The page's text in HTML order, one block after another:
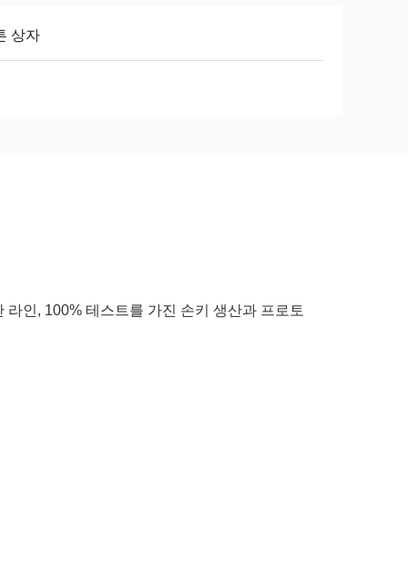
상자
인, 100% 테스트를 가진 손키 생산과 프로토